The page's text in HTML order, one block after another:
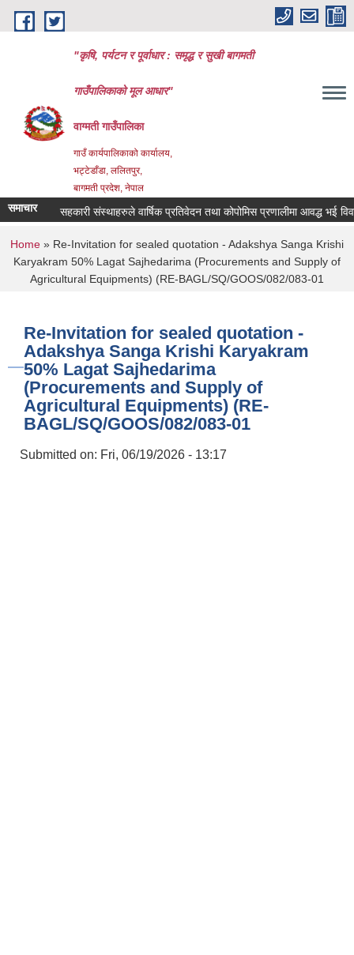
Skip to main content
"कृषि, पर्यटन र पूर्वाधार : समृद्ध र सुखी बागमती
गाउँपालिकाको मूल आधार"
वाग्मती गाउँपालिका
गाउँ कार्यपालिकाको कार्यालय,
भट्टेडाँडा, ललितपुर,
बागमती प्रदेश, नेपाल
समाचार सहकारी संस्थाहरुले वार्षिक प्रतिवेदन तथा कोपोमिस प्रणालीमा आवद्ध भई
You are here
Home » Re-Invitation for sealed quotation - Adakshya Sanga Krishi
Karyakram 50% Lagat Sajhedarima (Procurements and Supply of
Agricultural Equipments) (RE-BAGL/SQ/GOOS/082/083-01
Re-Invitation for sealed quotation -
Adakshya Sanga Krishi Karyakram
50% Lagat Sajhedarima
(Procurements and Supply of
Agricultural Equipments) (RE-
BAGL/SQ/GOOS/082/083-01
Submitted on: Fri, 06/19/2026 - 13:17